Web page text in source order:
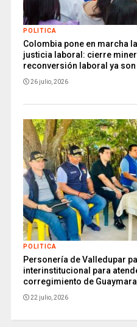
POLITICA
Colombia pone en marcha
justicia laboral: cierre
reconversión laboral ya
26 julio, 2026
POLITICA
Personería de Valledupar
interinstitucional para
corregimiento de Guaymaral
22 julio, 2026